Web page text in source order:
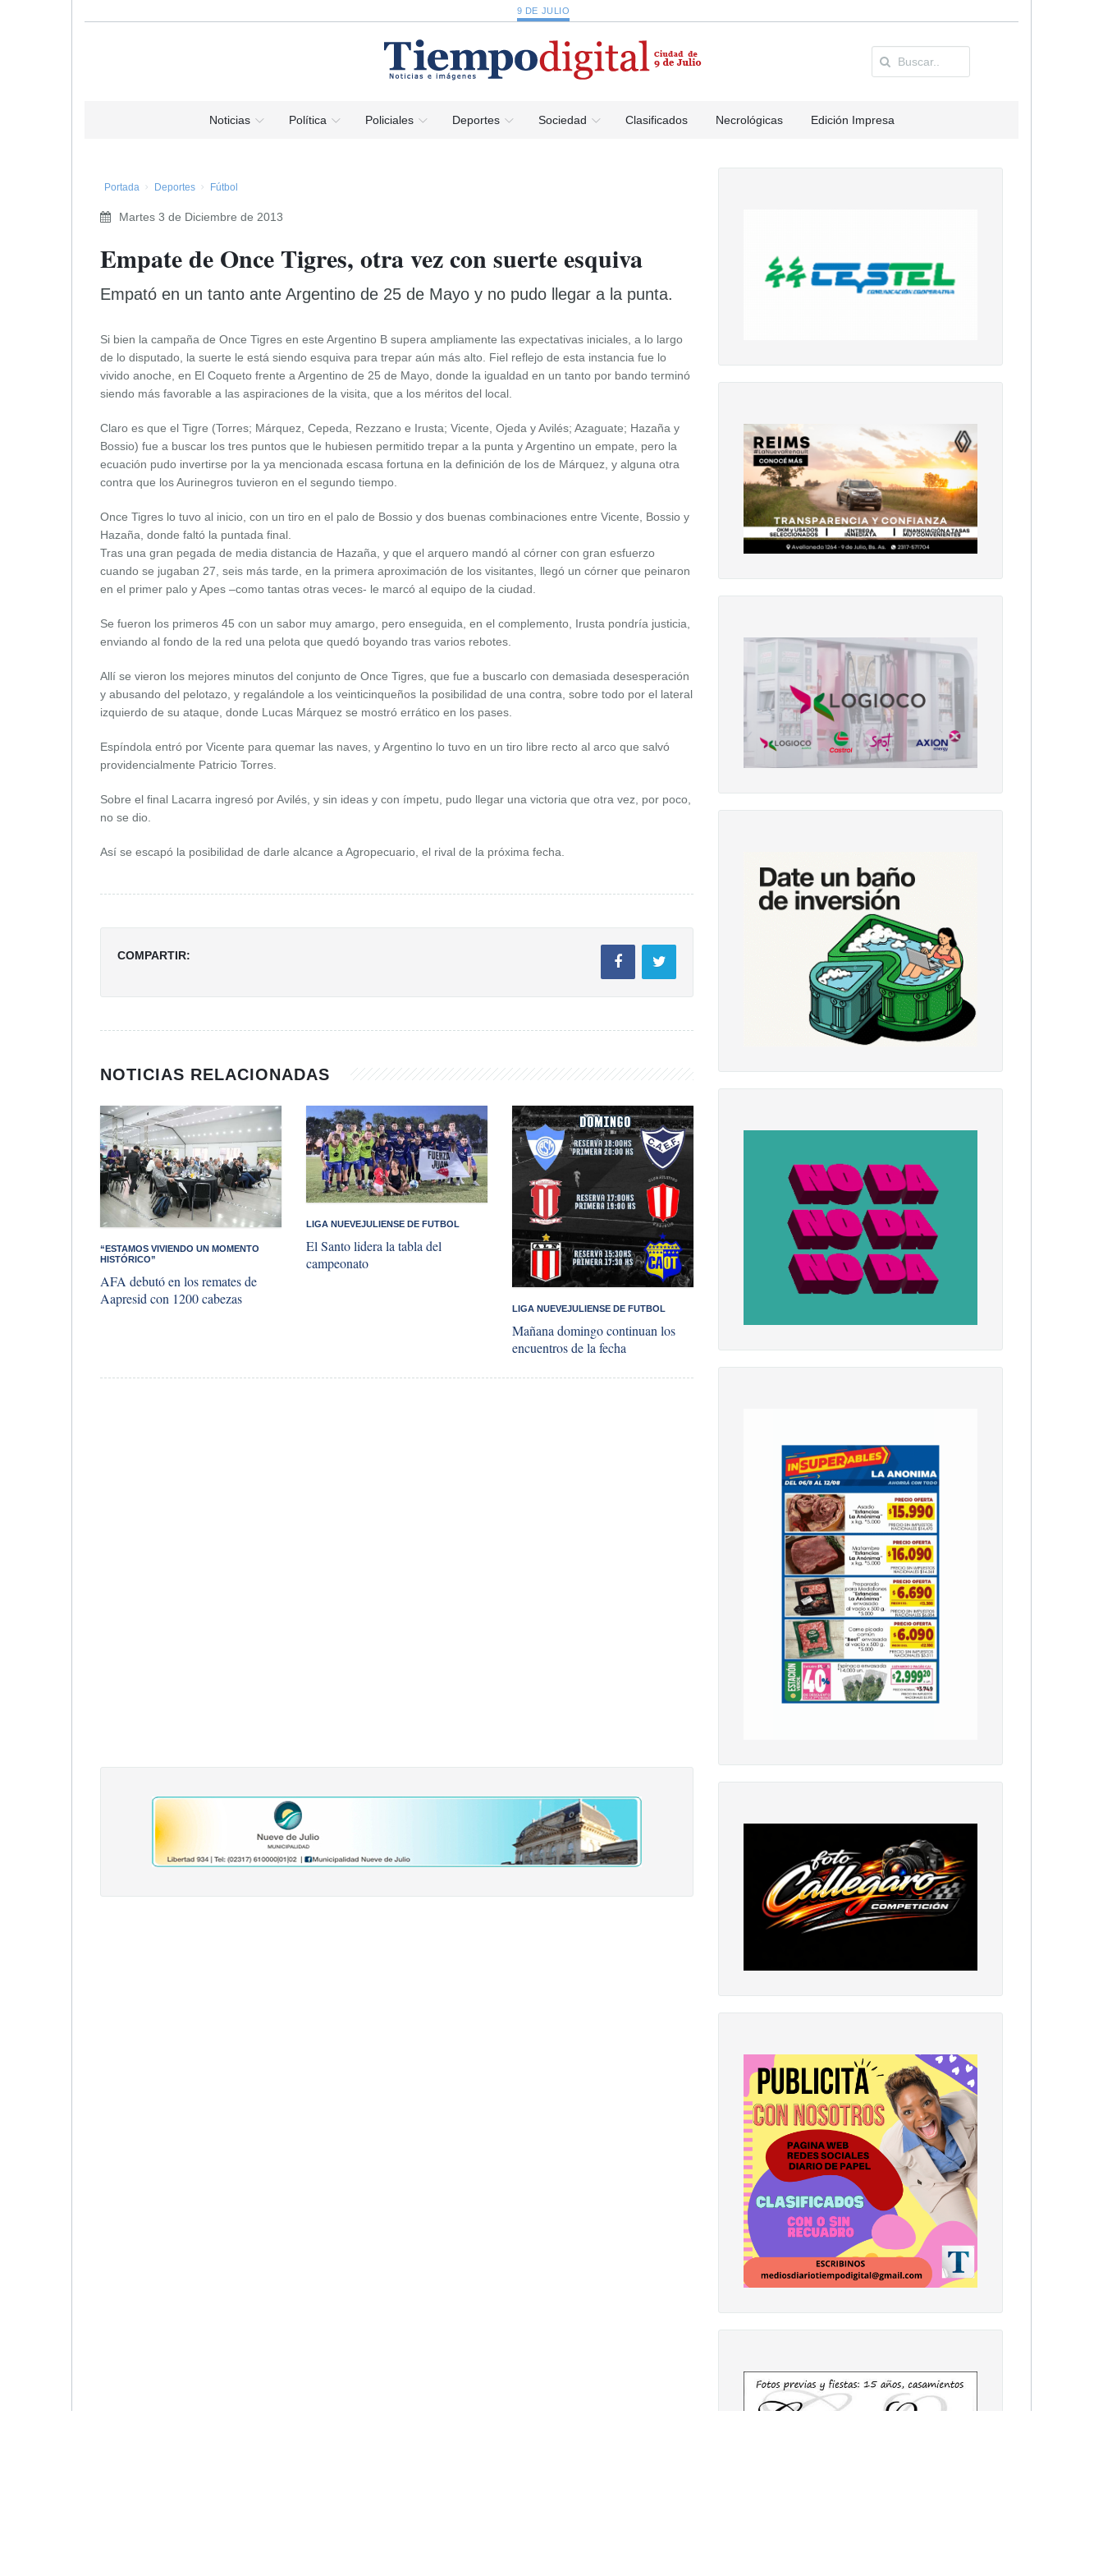
9 DE JULIO
Noticias Política Policiales Deportes Sociedad Clasificados Necrológicas Edición Impresa
Portada Deportes Fútbol
Martes 3 de Diciembre de 2013
Empate de Once Tigres, otra vez con suerte esquiva
Empató en un tanto ante Argentino de 25 de Mayo y no pudo llegar a la punta.
Si bien la campaña de Once Tigres en este Argentino B supera ampliamente las expectativas iniciales, a lo largo
de lo disputado, la suerte le está siendo esquiva para trepar aún más alto. Fiel reflejo de esta instancia fue lo
vivido anoche, en El Coqueto frente a Argentino de 25 de Mayo, donde la igualdad en un tanto por bando terminó
siendo más favorable a las aspiraciones de la visita, que a los méritos del local.
Claro es que el Tigre (Torres; Márquez, Cepeda, Rezzano e Irusta; Vicente, Ojeda y Avilés; Azaguate; Hazaña y
Bossio) fue a buscar los tres puntos que le hubiesen permitido trepar a la punta y Argentino un empate, pero la
ecuación pudo invertirse por la ya mencionada escasa fortuna en la definición de los de Márquez, y alguna otra
contra que los Aurinegros tuvieron en el segundo tiempo.
Once Tigres lo tuvo al inicio, con un tiro en el palo de Bossio y dos buenas combinaciones entre Vicente, Bossio y
Hazaña, donde faltó la puntada final.
Tras una gran pegada de media distancia de Hazaña, y que el arquero mandó al córner con gran esfuerzo
cuando se jugaban 27, seis más tarde, en la primera aproximación de los visitantes, llegó un córner que peinaron
en el primer palo y Apes –como tantas otras veces- le marcó al equipo de la ciudad.
Se fueron los primeros 45 con un sabor muy amargo, pero enseguida, en el complemento, Irusta pondría justicia,
enviando al fondo de la red una pelota que quedó boyando tras varios rebotes.
Allí se vieron los mejores minutos del conjunto de Once Tigres, que fue a buscarlo con demasiada desesperación
y abusando del pelotazo, y regalándole a los veinticinqueños la posibilidad de una contra, sobre todo por el lateral
izquierdo de su ataque, donde Lucas Márquez se mostró errático en los pases.
Espíndola entró por Vicente para quemar las naves, y Argentino lo tuvo en un tiro libre recto al arco que salvó
providencialmente Patricio Torres.
Sobre el final Lacarra ingresó por Avilés, y sin ideas y con ímpetu, pudo llegar una victoria que otra vez, por poco,
no se dio.
Así se escapó la posibilidad de darle alcance a Agropecuario, el rival de la próxima fecha.
COMPARTIR:
NOTICIAS RELACIONADAS
“ESTAMOS VIVIENDO UN MOMENTO
HISTÓRICO”
AFA debutó en los remates de
Aapresid con 1200 cabezas
LIGA NUEVEJULIENSE DE FUTBOL
El Santo lidera la tabla del
campeonato
LIGA NUEVEJULIENSE DE FUTBOL
Mañana domingo continuan los
encuentros de la fecha